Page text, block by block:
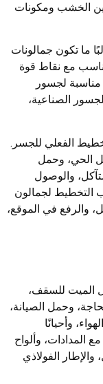
الخشب ومكونات
ما تكون جمالونات
مع نقاط قوة
مناسبة لجسور
الصناعية،
الفعلي للجسر.
الحي، وحمل
والوصول
التخطيط لجمالون
والرفع في الموقع،
الميت للسقف،
وحمل الصيانة،
وأحيانًا
المدادات، وألواح
والإطار الفولاذي